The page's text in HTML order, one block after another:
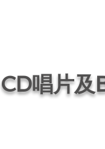
CD唱片